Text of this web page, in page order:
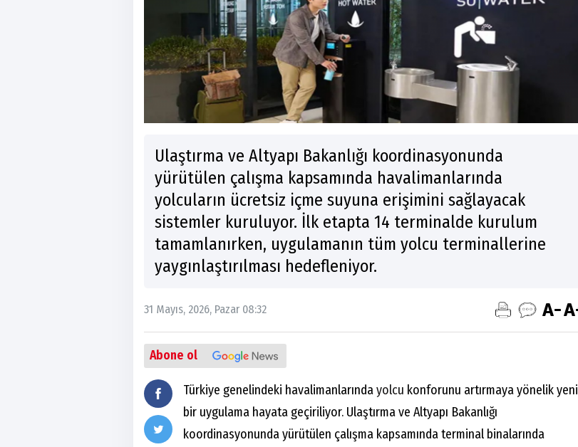
Ulaştırma ve Altyapı Bakanlığı koordinasyonunda
yürütülen çalışma kapsamında havalimanlarında
yolcuların ücretsiz içme suyuna erişimini sağlayacak
sistemler kuruluyor. İlk etapta 14 terminalde kurulum
tamamlanırken, uygulamanın tüm yolcu terminallerine
yaygınlaştırılması hedefleniyor.
31 Mayıs, 2026, Pazar 08:32
Abone ol
Türkiye genelindeki havalimanlarındayolcu konforunu artırmaya yönelik yeni
bir uygulama hayata geçiriliyor. Ulaştırma ve Altyapı Bakanlığı
koordinasyonunda yürütülen çalışma kapsamında terminal binalarında